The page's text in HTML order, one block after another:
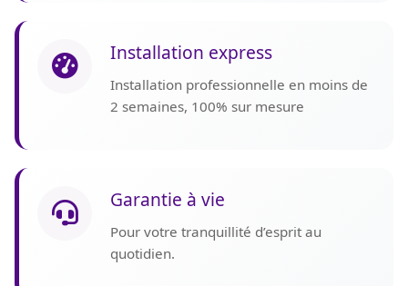
Installation express
Installation professionnelle en moins de
2 semaines, 100% sur mesure
Garantie à vie
Pour votre tranquillité d’esprit au
quotidien.